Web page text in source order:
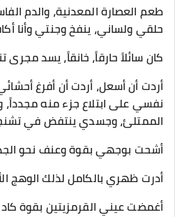
طعم العصارة المعدنية، والدم
حلقي ولساني، ينفخ وجنتي وأنا
​كان سائلاً حارقاً، خانقاً، يسد
أردت أن أسعل، أردت أن أفرغ
نفسي على ابتلاع جزء منه
الممتلئ، وجسدي ينتفض في
​أشحت بوجهي بقوة وعنف نحو
أدرت ظهري بالكامل لذلك الوهج
​أغمضت عيني القرمزيتين بقوة